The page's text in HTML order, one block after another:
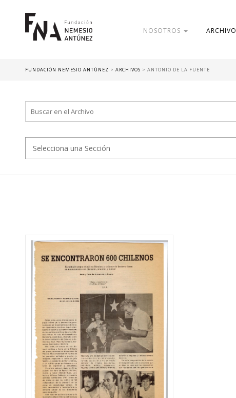
NOSOTROS ARCHIVO
FUNDACIÓN NEMESIO ANTÚNEZ > ARCHIVOS > ANTONIO DE LA FUENTE